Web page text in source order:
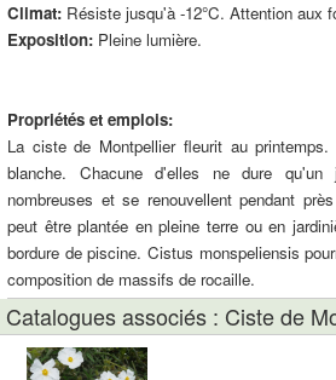
Climat: Résiste jusqu'à -12°C. Attention aux
Exposition: Pleine lumière.
Propriétés et emplois:
La ciste de Montpellier fleurit au
blanche. Chacune d'elles ne dure
nombreuses et se renouvellent pendant
peut être plantée en pleine terre ou en
bordure de piscine. Cistus monspeliensis
composition de massifs de rocaille.
Catalogues associés : Ciste de